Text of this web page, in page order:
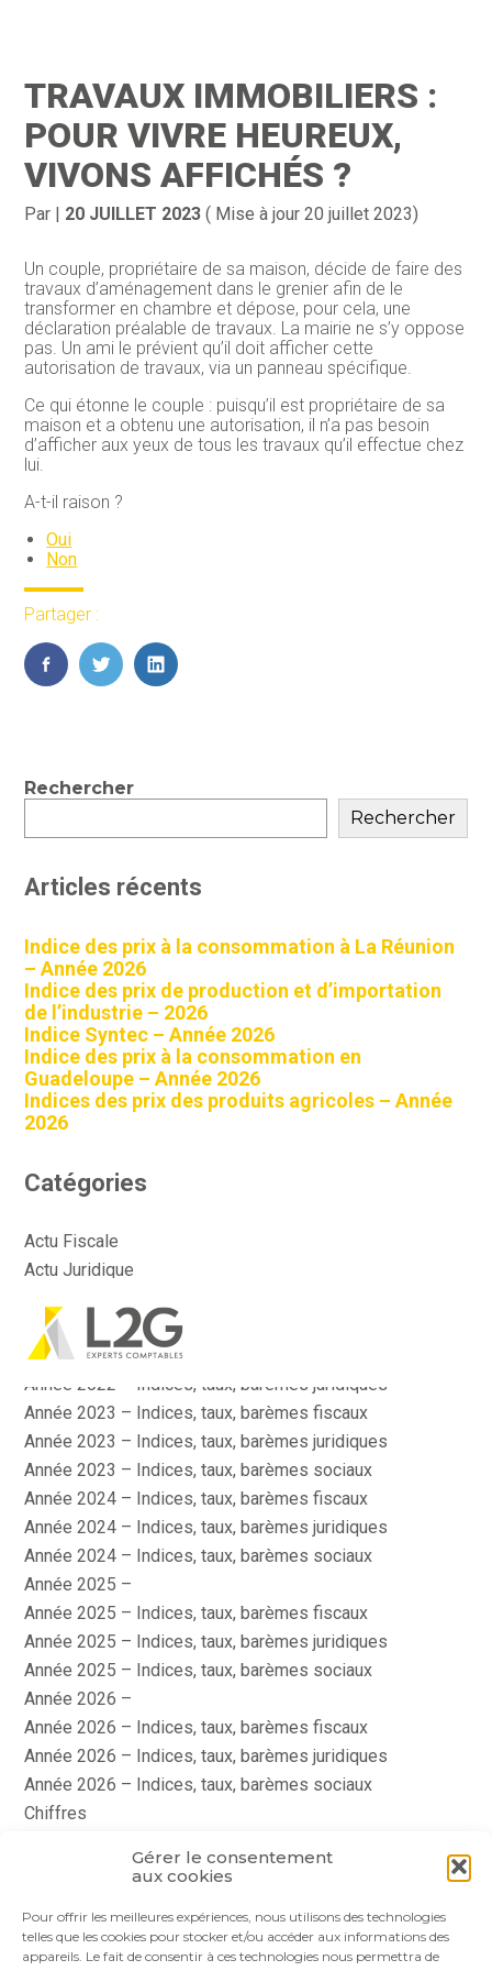
Gérer le consentement
aux cookies
Pour offrir les meilleures expériences, nous utilisons des technologies
telles que les cookies pour stocker et/ou accéder aux informations des
appareils. Le fait de consentir à ces technologies nous permettra de
Aller
au
Gestion au quotidien
Pilotage d’entreprise
Compta
Juridique
Dématérialisation / collecte
TRAVAUX IMMOBILIERS :
POUR VIVRE HEUREUX,
VIVONS AFFICHÉS ?
Par | 20 JUILLET 2023 ( Mise à jour 20 juillet 2023)
Un couple, propriétaire de sa maison, décide de faire des
travaux d’aménagement dans le grenier afin de le
transformer en chambre et dépose, pour cela, une
déclaration préalable de travaux. La mairie ne s’y oppose
pas. Un ami le prévient qu’il doit afficher cette
autorisation de travaux, via un panneau spécifique.
Ce qui étonne le couple : puisqu’il est propriétaire de sa
maison et a obtenu une autorisation, il n’a pas besoin
d’afficher aux yeux de tous les travaux qu’il effectue chez
lui.
A-t-il raison ?
Oui
Non
Partager :
FaceBook
TwitterLinkedIn
Blog
Rechercher
Rechercher
Articles récents
Indice des prix à la consommation à La Réunion
– Année 2026
Indice des prix de production et d’importation
de l’industrie – 2026
Indice Syntec – Année 2026
Indice des prix à la consommation en
Guadeloupe – Année 2026
Indices des prix des produits agricoles – Année
2026
Catégories
Actu Fiscale
Actu Juridique
Actualité
Année 2022 – Indices, taux, barèmes fiscaux
Année 2022 – Indices, taux, barèmes juridiques
Année 2023 – Indices, taux, barèmes fiscaux
Année 2023 – Indices, taux, barèmes juridiques
Année 2023 – Indices, taux, barèmes sociaux
Année 2024 – Indices, taux, barèmes fiscaux
Année 2024 – Indices, taux, barèmes juridiques
Année 2024 – Indices, taux, barèmes sociaux
Année 2025 –
Année 2025 – Indices, taux, barèmes fiscaux
Année 2025 – Indices, taux, barèmes juridiques
Année 2025 – Indices, taux, barèmes sociaux
Année 2026 –
Année 2026 – Indices, taux, barèmes fiscaux
Année 2026 – Indices, taux, barèmes juridiques
Année 2026 – Indices, taux, barèmes sociaux
Chiffres
Le coin du dirigeant